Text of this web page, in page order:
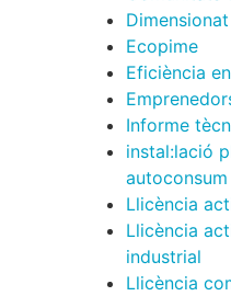
Ecopime
Eficiència
Informe
instal:lació
autoconsum
Llicència
Llicència
industrial
Llicència